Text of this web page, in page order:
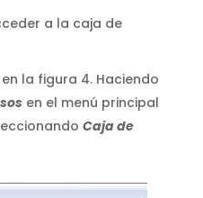
a la caja de
la figura 4. Haciendo
en el menú principal
Caja de